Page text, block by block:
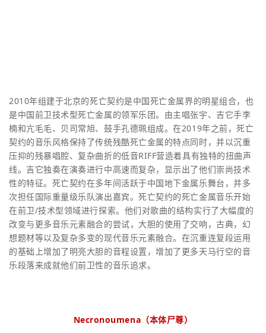
2010年组建于北京的死亡契约是中国死亡金属界的明星组合，也
是中国前卫技术型死亡金属的领军乐团。由主唱张宇、吉它手李
楠和亢毛毛、贝司常旭、鼓手孔德珮组成。在2019年之前，死亡
契约的音乐风格保持了传统残酷死亡金属的特点同时，并以沉重
压抑的残暴唱腔、复杂曲折的低音RIFF营造着具有独特的扭曲声
线。吉它独奏在演奏进行中高速而复杂，显示出了他们崇尚技术
性的特征。死亡契约在多年间活跃于中国地下金属乐舞台，并多
次担任国际重量级乐队演出嘉宾。死亡契约的死亡金属音乐开始
在前卫/技术型领域进行探索。他们对歌曲的结构实行了大幅度的
改变与更多音乐元素融合的尝试，大胆的使用了交响，古典，幻
想题材等以及复杂多变的现代音乐元素融合。在沉重连复段运用
的基础上增加了明亮大胆的音程设置，增加了更多天马行空的音
乐段落来成就他们前卫性的音乐追求。
Necronoumena（本体尸尊）